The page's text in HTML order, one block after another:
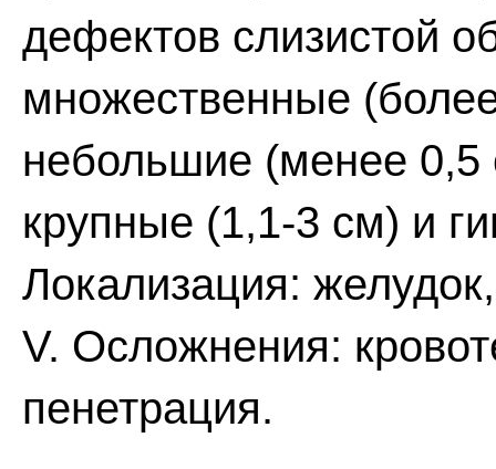
дефектов слизистой
множественные
небольшие (менее 0,5
крупные (1,1-3 см) и
Локализация:
V. Осложнения:
пенетрация.